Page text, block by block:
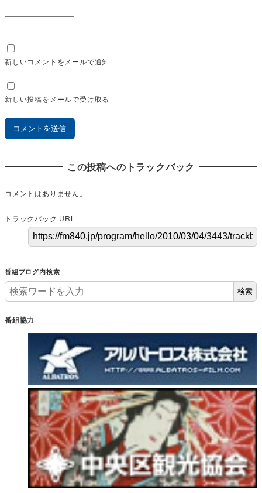
新しいコメントをメールで通知
新しい投稿をメールで受け取る
この投稿へのトラックバック
コメントはありません。
トラックバック URL
番組ブログ内検索
検索
番組協力